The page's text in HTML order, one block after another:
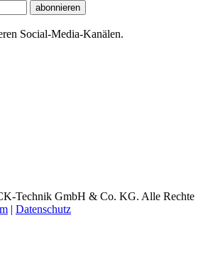
abonnieren
Social-Media-Kanälen.
Technik GmbH & Co. KG. Alle Rechte
| Datenschutz